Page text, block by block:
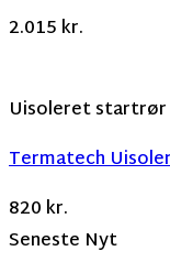
2.015 kr.
Uisoleret startrør
Termatech
820 kr.
Seneste Nyt